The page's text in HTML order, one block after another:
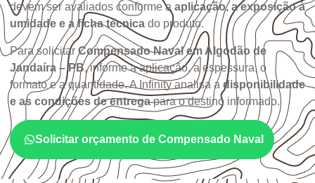
devem ser avaliados conforme a aplicação, a exposição à
umidade e a ficha técnica do produto.
Para solicitar Compensado Naval em Algodão de
Jandaíra – PB, informe a aplicação, a espessura, o
formato e a quantidade. A Infinity analisa a disponibilidade
e as condições de entregapara o destino informado.
Solicitar orçamento de Compensado Naval